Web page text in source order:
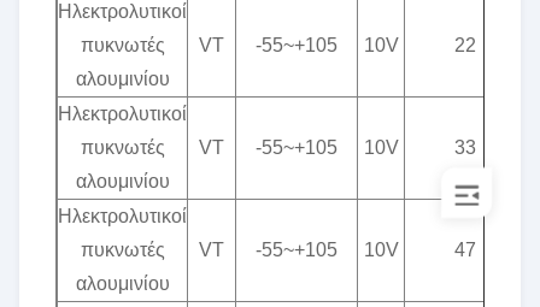
Ηλεκτρολυτικοί
πυκνωτές
αλουμινίου
VT -55~+105 10V 22
Ηλεκτρολυτικοί
πυκνωτές
αλουμινίου
VT -55~+105 10V 33
Ηλεκτρολυτικοί
πυκνωτές
αλουμινίου
VT -55~+105 10V 47